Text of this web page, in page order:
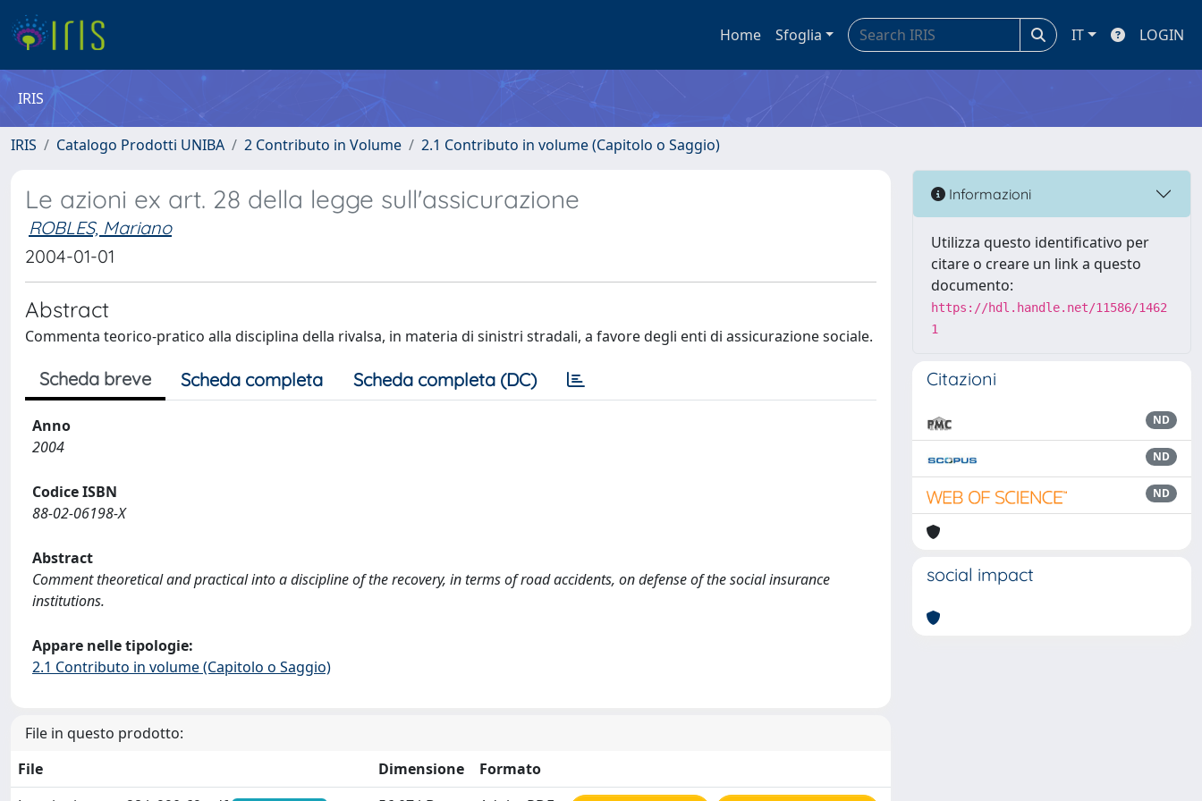
Home Sfoglia IT LOGIN
IRIS
IRIS Catalogo Prodotti UNIBA 2 Contributo in Volume 2.1 Contributo in volume (Capitolo o Saggio)
Le azioni ex art. 28 della legge sull'assicurazione
ROBLES, Mariano
2004-01-01
Abstract
Commenta teorico-pratico alla disciplina della rivalsa, in materia di sinistri stradali, a favore degli enti di assicurazione sociale.
Scheda breve Scheda completa Scheda completa (DC)
Anno
2004
Codice ISBN
88-02-06198-X
Abstract
Comment theoretical and practical into a discipline of the recovery, in terms of road accidents, on defense of the social insurance
institutions.
Appare nelle tipologie:
2.1 Contributo in volume (Capitolo o Saggio)
File in questo prodotto:
File
Dimensione
Formato
Informazioni
Utilizza questo identificativo per
citare o creare un link a questo
documento:
https://hdl.handle.net/11586/1462
1
Citazioni
ND
ND
ND
social impact